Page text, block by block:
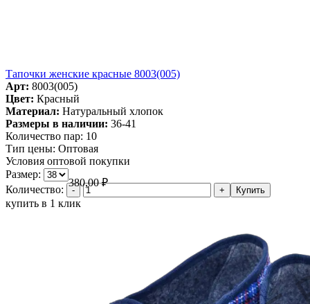
Тапочки женские красные 8003(005)
Арт: 8003(005)
Цвет: Красный
Материал: Натуральный хлопок
Размеры в наличии: 36-41
Количество пар: 10
Тип цены: Оптовая
Условия оптовой покупки
Размер:
380,00₽
Количество:
купить в 1 клик